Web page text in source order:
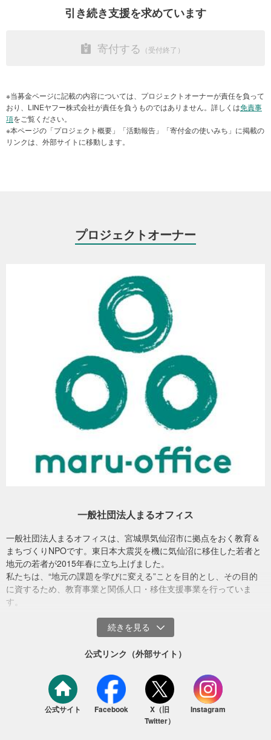
能登地域で被災した高校生のための気仙沼キャンプを実施します。
ました。地元を離れてリフレッシュしたい高校生には思いっきりリ
フレッシュプログラムを、復興の様子を見て感じて探究したい高校
生には思いっきり探究プログラムを楽しんでもらいました。
受け入れ側としてキャンプを企画運営するのは気仙沼の大学生た
ち。気仙沼の高校生とも一緒に活動できて、お互いいい刺激になり
好評につき、2024年10月に第2回を実施予定です。
「参加したい」「東北の復興を見たい」という声は続々と聞こえて
くるので、来年も継続的に企画予定です。より多くの高校生たちを
気仙沼に招待するためには、皆さんからのご寄付が必要です。
タイトルは「問いストーリーCAMP in 気仙沼」
こちら からご覧ください。
【その3】能登の中高生のプロジェクト探究を応援
を支援します。
能登の高校生たちが気仙沼キャンプで見つけた興味関心・探究のタ
ネを、地元能登に帰ってプロジェクトに起こす応援を継続的にして
文化大学1年平塚瑛士がレポートをお送りいたします。
二度にわたる災害により、実際に現地へ行くまで「町野の子どもた
館では、主に小学生を中心とし、未就学児童から高校生まで幅広い
年齢層の子どもたちがきてくれました。
園児や小学生の小さいこどもからは、昔ながらの遊び（皿回しやこ
ま）を教わったり、ボードゲームやかけっこを一緒にしたりしまし
中学生が小学校低学年のお世話をしてくれている様子（2024年11月9日、町野
小学校での遊びの様子）
震災から1年がたとうとしていますが、路上にはがれきなども多く、
ル集めが好きな女の子から別れ際に一番大切にしているシールをも
らったりし、子どもたちにとって今回のような居場所は1つの癒しの
場になっているのだなと実感しました。今後も引き続き被災地の居
場所支援を継続し、今私たちにできることを展開して参ります。
（文・平塚瑛士）
能登復興支援レポートvol.4（2024年12月17日更新）
引き続き支援を求めています
寄付する
※当募金ページに記載の内容については、プロジェクトオーナーが責任を負って
おり、LINEヤフー株式会社が責任を負うものではありません。詳しくは免責事
項をご覧ください。
※本ページの「プロジェクト概要」「活動報告」「寄付金の使いみち」に掲載の
リンクは、外部サイトに移動します。
プロジェクトオーナー
一般社団法人まるオフィス
一般社団法人まるオフィスは、宮城県気仙沼市に拠点をおく教育＆
まちづくりNPOです。東日本大震災を機に気仙沼に移住した若者と
地元の若者が2015年春に立ち上げました。
私たちは、“地元の課題を学びに変える”ことを目的とし、その目的
に資するため、教育事業と関係人口・移住支援事業を行っていま
す。
公式リンク（外部サイト）
公式サイト Facebook
X（旧
Twitter）
Instagram